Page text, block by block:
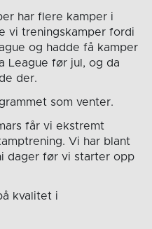
har flere kamper i
vi treningskamper fordi
og hadde få kamper
League før jul, og da
der.
som venter.
får vi ekstremt
Vi har blant
dager før vi starter opp
kvalitet i